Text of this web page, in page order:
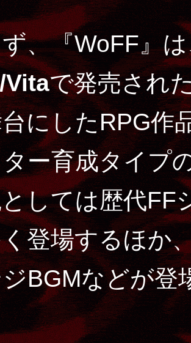
『WoFF』は
Vitaで発売され
にしたRPG作
ー育成タイプ
しては歴代FF
登場するほか
BGMなどが登